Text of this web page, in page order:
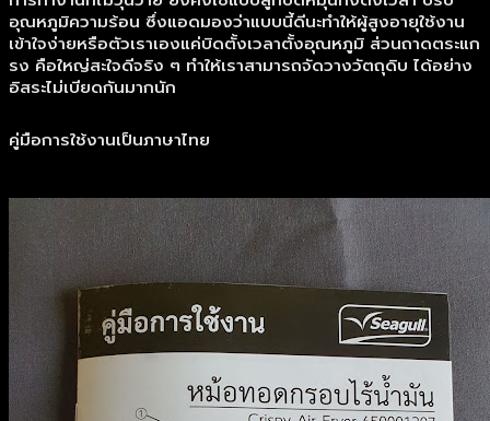
อุณหภูมิความร้อน ซึ่งแอดมองว่าแบบนี้ดีนะทำให้ผู้สูงอายุใช้งาน
เข้าใจง่ายหรือตัวเราเองแค่บิดตั้งเวลาตั้งอุณหภูมิ ส่วนถาดตระแก
รง คือใหญ่สะใจดีจริง ๆ ทำให้เราสามารถจัดวางวัตถุดิบ ได้อย่าง
อิสระไม่เบียดกันมากนัก
คู่มือการใช้งานเป็นภาษาไทย